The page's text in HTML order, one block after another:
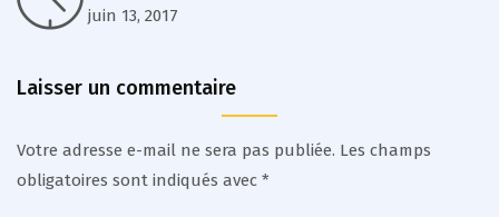
juin 13, 2017
Laisser un commentaire
Votre adresse e-mail ne sera pas publiée. Les champs
obligatoires sont indiqués avec *